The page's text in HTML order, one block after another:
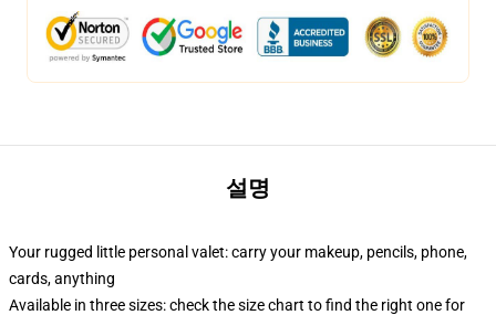
설명
Your rugged little personal valet: carry your makeup, pencils, phone,
cards, anything
Available in three sizes: check the size chart to find the right one for